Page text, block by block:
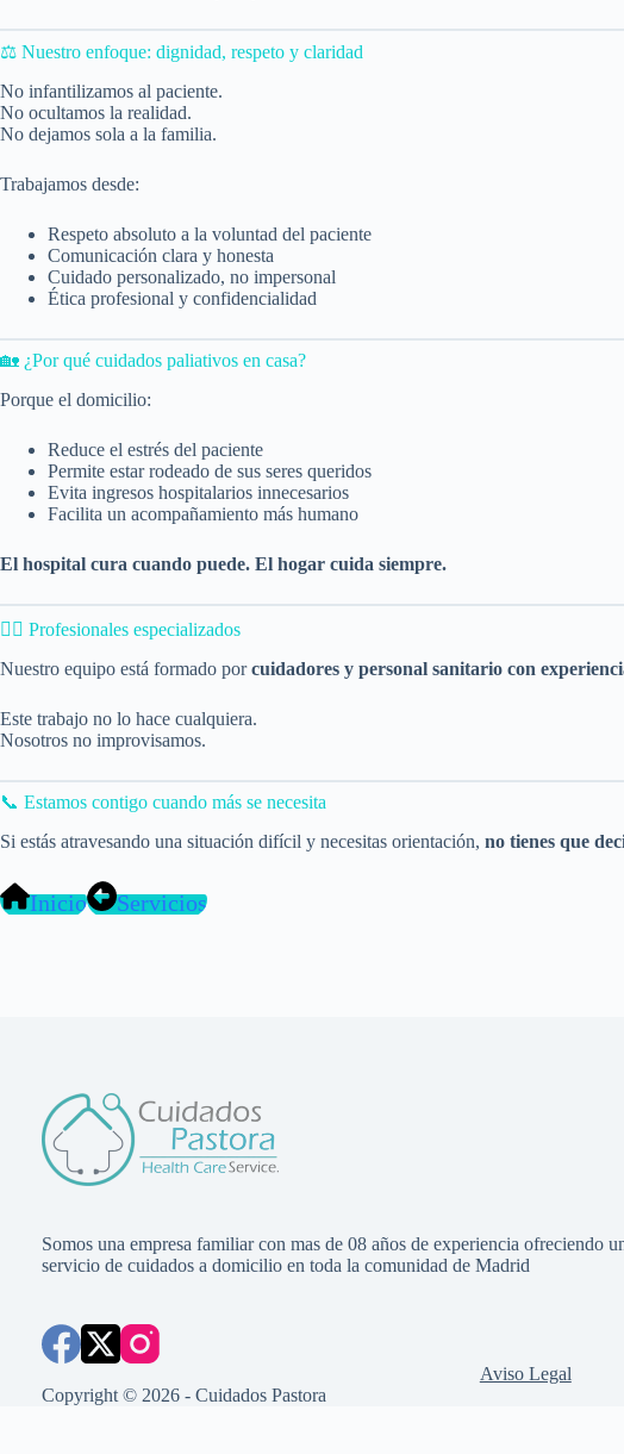
⚖️ Nuestro enfoque: dignidad, respeto y claridad
No infantilizamos al paciente.
No ocultamos la realidad.
No dejamos sola a la familia.
Trabajamos desde:
Respeto absoluto a la voluntad del paciente
Comunicación clara y honesta
Cuidado personalizado, no impersonal
Ética profesional y confidencialidad
🏡 ¿Por qué cuidados paliativos en casa?
Porque el domicilio:
Reduce el estrés del paciente
Permite estar rodeado de sus seres queridos
Evita ingresos hospitalarios innecesarios
Facilita un acompañamiento más humano
El hospital cura cuando puede. El hogar cuida siempre.
👩‍⚕️ Profesionales especializados
Nuestro equipo está formado porcuidadores y personal sanitario con
Este trabajo no lo hace cualquiera.
Nosotros no improvisamos.
📞 Estamos contigo cuando más se necesita
Si estás atravesando una situación difícil y necesitas orientación, no tienes que
Inicio Servicios
Somos una empresa familiar con mas de 08 años de experiencia ofreciendo
servicio de cuidados a domicilio en toda la comunidad de Madrid
Aviso Legal
Copyright © 2026 - Cuidados Pastora